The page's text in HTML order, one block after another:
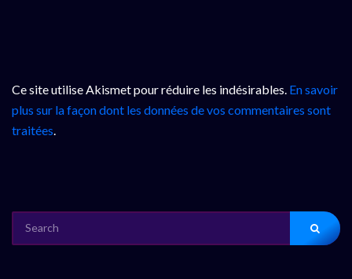
Ce site utilise Akismet pour réduire les indésirables. En savoir
plus sur la façon dont les données de vos commentaires sont
traitées.
FOR: